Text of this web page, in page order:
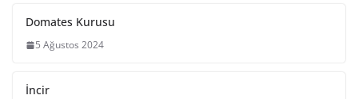
Domates Kurusu
5 Ağustos 2024
İncir